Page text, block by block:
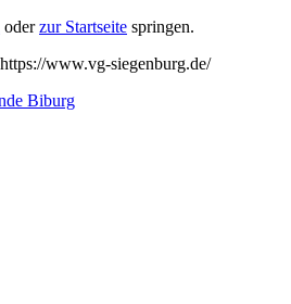
oderzur Startseite springen.
www.vg-siegenburg.de/